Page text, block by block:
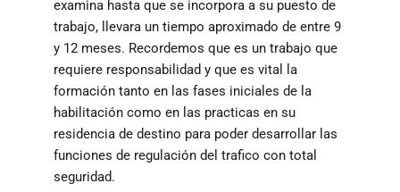
examina hasta que se incorpora a su puesto de
trabajo, llevara un tiempo aproximado de entre 9
y 12 meses. Recordemos que es un trabajo que
requiere responsabilidad y que es vital la
formación tanto en las fases iniciales de la
habilitación como en las practicas en su
residencia de destino para poder desarrollar las
funciones de regulación del trafico con total
seguridad.